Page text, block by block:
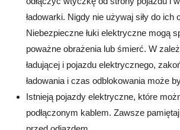
ładowarki. Nigdy nie używaj siły do ich
Niebezpieczne łuki elektryczne mogą
poważne obrażenia lub śmierć. W
ładującej i pojazdu elektrycznego,
ładowania i czas odblokowania może
Istnieją pojazdy elektryczne, które
podłączonym kablem. Zawsze